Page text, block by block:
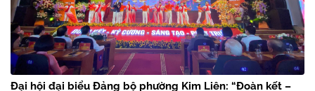
Đại hội đại biểu Đảng bộ phường Kim Liên: “Đoàn kết –